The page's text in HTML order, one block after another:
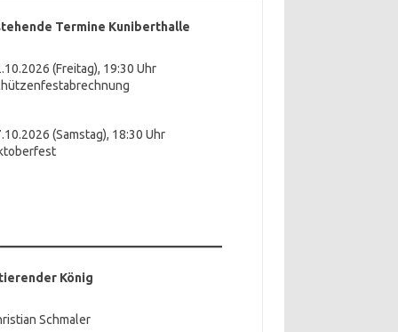
Termine Kuniberthalle
(Freitag), 19:30 Uhr
(Samstag), 18:30 Uhr
König
Schmaler